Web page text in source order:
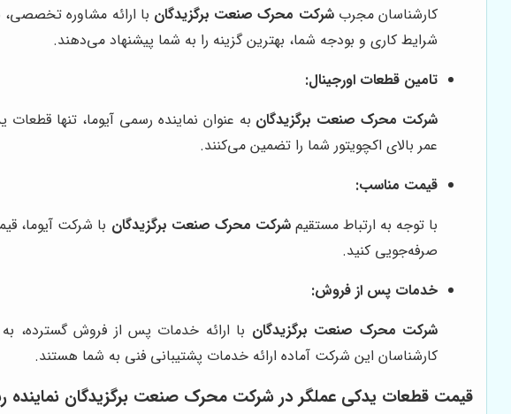
کارشناسان مجربشرکت محرک صنعت برگزیدگان با ارائه مشاوره
شرایط کاری و بودجه شما، بهترین گزینه را به شما پیشنهاد می‌دهند.
تامین قطعات اورجینال:
شرکت محرک صنعت برگزیدگان به عنوان نماینده رسمی آیوما، تنها
عمر بالای اکچویتور شما را تضمین می‌کنند.
قیمت مناسب:
با توجه به ارتباط مستقیمشرکت محرک صنعت برگزیدگان با شرکت آیوما،
صرفه‌جویی کنید.
خدمات پس از فروش:
شرکت محرک صنعت برگزیدگان با ارائه خدمات پس از فروش گسترده،
کارشناسان این شرکت آماده ارائه خدمات پشتیبانی فنی به شما هستند.
قیمت قطعات یدکی عملگر درشرکت محرک صنعت برگزیدگان نماینده